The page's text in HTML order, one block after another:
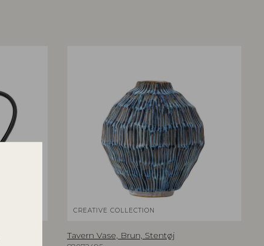
CREATIVE COLLECTION
Tavern Vase, Brun, Stentøj